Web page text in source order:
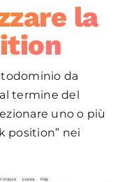
la
da
termine del
uno o più
position” nei